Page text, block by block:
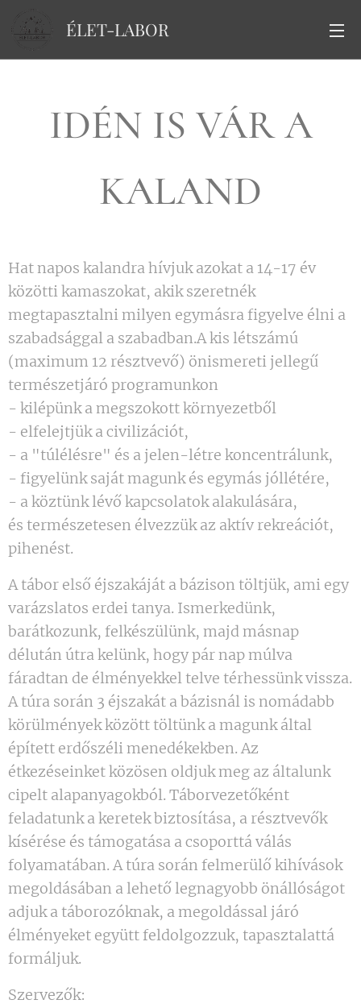
ÉLET-LABOR
IDÉN IS VÁR A
KALAND
Hat napos kalandra hívjuk azokat a 14-17 év
közötti kamaszokat, akik szeretnék
megtapasztalni milyen egymásra figyelve élni a
szabadsággal a szabadban.A kis létszámú
(maximum 12 résztvevő) önismereti jellegű
természetjáró programunkon
- kilépünk a megszokott környezetből
- elfelejtjük a civilizációt,
- a "túlélésre" és a jelen-létre koncentrálunk,
- figyelünk saját magunk és egymás jóllétére,
- a köztünk lévő kapcsolatok alakulására,
és természetesen élvezzük az aktív rekreációt,
pihenést.
A tábor első éjszakáját a bázison töltjük, ami egy
varázslatos erdei tanya. Ismerkedünk,
barátkozunk, felkészülünk, majd másnap
délután útra kelünk, hogy pár nap múlva
fáradtan de élményekkel telve térhessünk vissza.
A túra során 3 éjszakát a bázisnál is nomádabb
körülmények között töltünk a magunk által
épített erdőszéli menedékekben. Az
étkezéseinket közösen oldjuk meg az általunk
cipelt alapanyagokból. Táborvezetőként
feladatunk a keretek biztosítása, a résztvevők
kísérése és támogatása a csoporttá válás
folyamatában. A túra során felmerülő kihívások
megoldásában a lehető legnagyobb önállóságot
adjuk a táborozóknak, a megoldással járó
élményeket együtt feldolgozzuk, tapasztalattá
formáljuk.
Szervezők: